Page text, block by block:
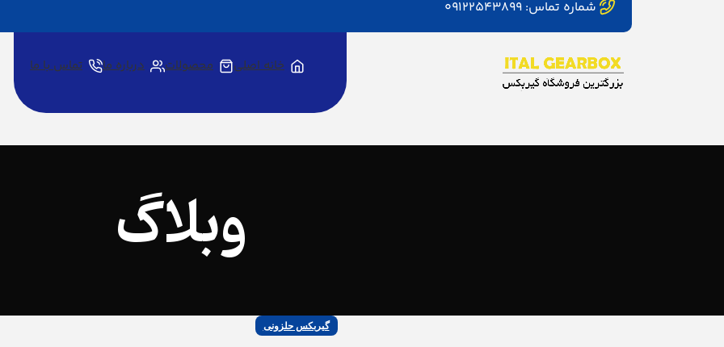
شماره تماس: ۰۹۱۲۲۵۴۳۸۹۹
خانه اصلی محصولات درباره ما تماس با ما
وبلاگ
گیربکس حلزونی